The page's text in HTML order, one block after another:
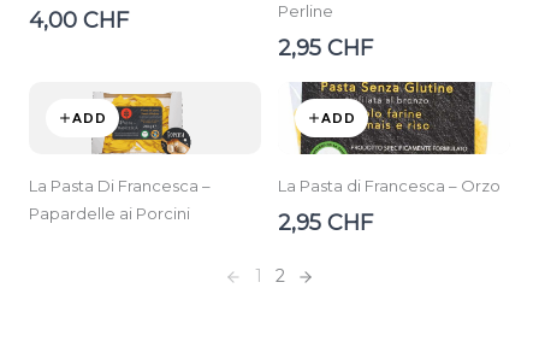
4,00 CHF
Perline
2,95 CHF
ADD
La Pasta Di Francesca –
Papardelle ai Porcini
ADD
La Pasta di Francesca – Orzo
2,95 CHF
Previous
1 2
Next